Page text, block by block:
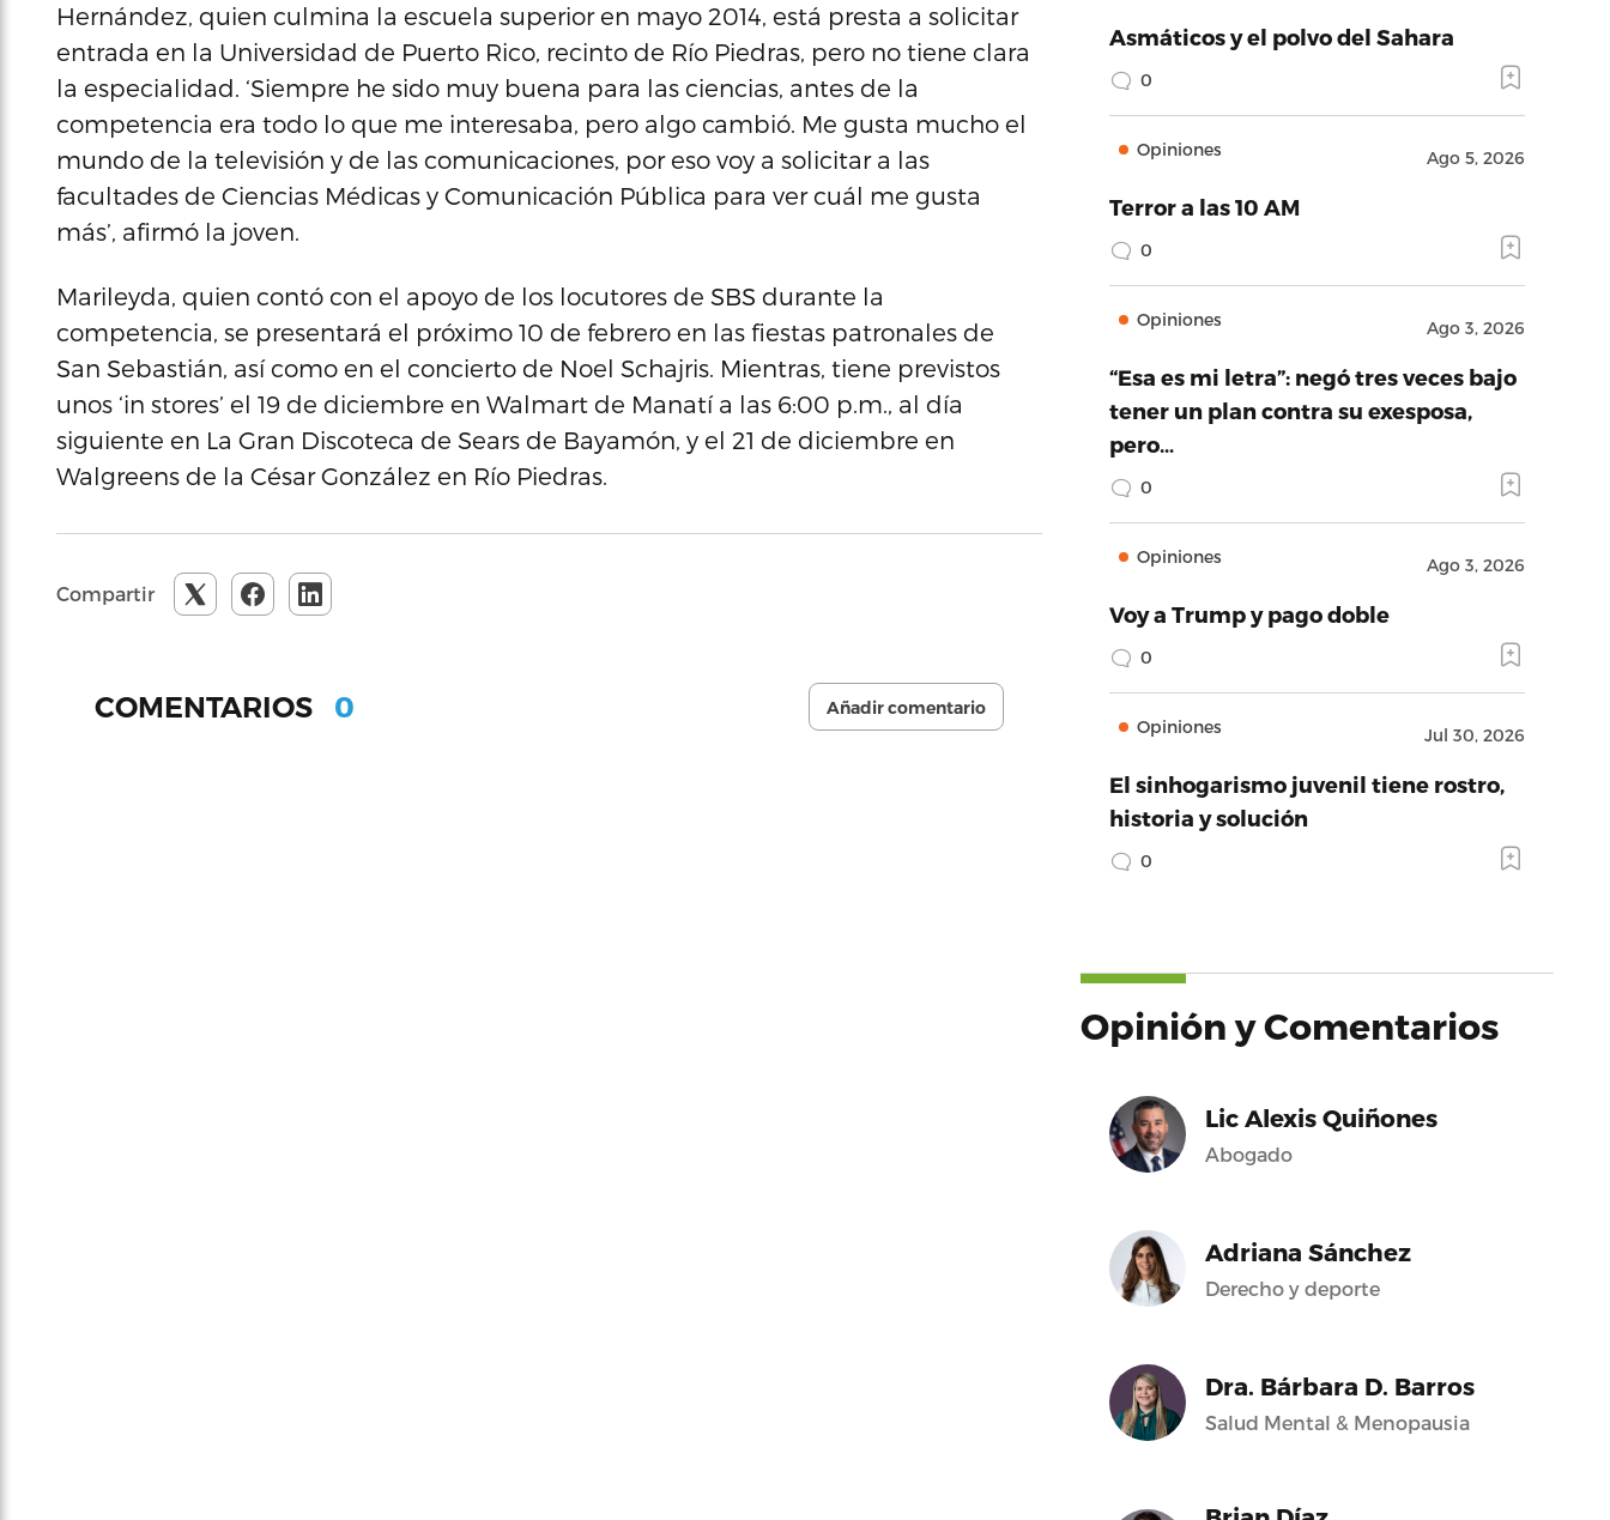
Hernández, quien culmina la escuela superior en mayo 2014, está presta a solicitar
entrada en la Universidad de Puerto Rico, recinto de Río Piedras, pero no tiene clara
la especialidad. ‘Siempre he sido muy buena para las ciencias, antes de la
competencia era todo lo que me interesaba, pero algo cambió. Me gusta mucho el
mundo de la televisión y de las comunicaciones, por eso voy a solicitar a las
facultades de Ciencias Médicas y Comunicación Pública para ver cuál me gusta
más’, afirmó la joven.
Marileyda, quien contó con el apoyo de los locutores de SBS durante la
competencia, se presentará el próximo 10 de febrero en las fiestas patronales de
San Sebastián, así como en el concierto de Noel Schajris. Mientras, tiene previstos
unos ‘in stores’ el 19 de diciembre en Walmart de Manatí a las 6:00 p.m., al día
siguiente en La Gran Discoteca de Sears de Bayamón, y el 21 de diciembre en
Walgreens de la César González en Río Piedras.
Compartir
COMENTARIOS 0 Añadir comentario
Asmáticos y el polvo del Sahara
0
Opiniones Ago 5, 2026
Terror a las 10 AM
0
Opiniones Ago 3, 2026
“Esa es mi letra”: negó tres veces bajo
tener un plan contra su exesposa,
pero…
0
Opiniones Ago 3, 2026
Voy a Trump y pago doble
0
Opiniones Jul 30, 2026
El sinhogarismo juvenil tiene rostro,
historia y solución
0
Opinión y Comentarios
Lic Alexis Quiñones
Abogado
Adriana Sánchez
Derecho y deporte
Dra. Bárbara D. Barros
Salud Mental & Menopausia